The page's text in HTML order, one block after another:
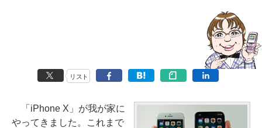
リスト
「iPhone X」が我が家に
やってきました。これまで